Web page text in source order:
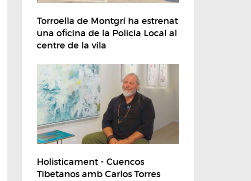
Torroella de Montgrí ha estrenat
una oficina de la Policia Local al
centre de la vila
Holisticament - Cuencos
Tibetanos amb Carlos Torres